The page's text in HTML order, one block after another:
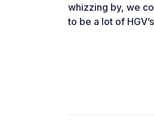
whizzing by, we
to be a lot of